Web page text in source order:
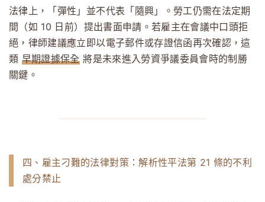
法律上，「彈性」並不代表「隨興」。勞工仍需在法定期
間（如 10 日前）提出書面申請。若雇主在會議中口頭拒
絕，律師建議應立即以電子郵件或存證信函再次確認，這
類 早期證據保全將是未來進入勞資爭議委員會時的制勝
關鍵。
四、雇主刁難的法律對策：解析性平法第 21 條的不利
處分禁止